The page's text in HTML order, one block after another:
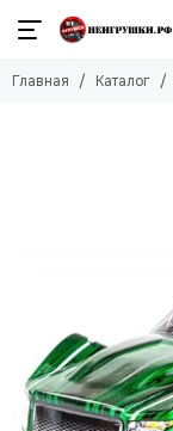
Главная Каталог